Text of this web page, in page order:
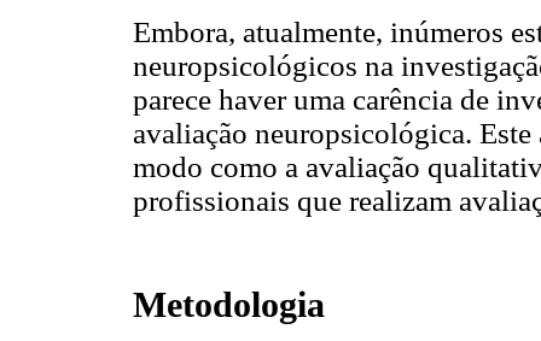
Embora, atualmente, inúmeros
neuropsicológicos na
parece haver uma carência de
avaliação neuropsicológica.
modo como a avaliação
profissionais que realizam
Metodologia